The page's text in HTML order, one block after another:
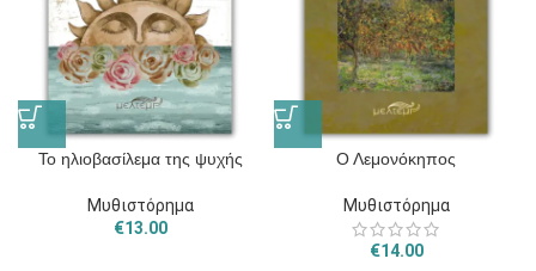
Το ηλιοβασίλεμα της ψυχής
Μυθιστόρημα
€13.00
Ο Λεμονόκηπος
Μυθιστόρημα
€14.00